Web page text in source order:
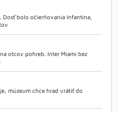
Dosť bolo očierňovania Infantina,
otcov pohreb. Inter Miami bez
múzeum chce hrad vrátiť do